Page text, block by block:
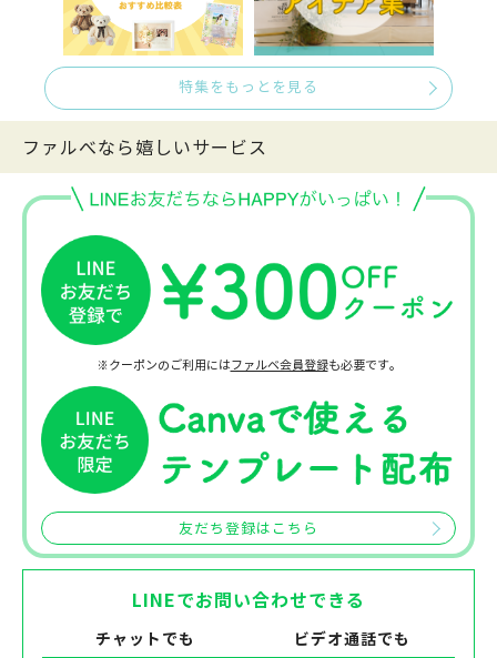
特集をもっとを見る
ファルべなら嬉しいサービス
※クーポンのご利用にはファルベ会員登録も必要です。
友だち登録はこちら
LINEでお問い合わせできる
チャットでも ビデオ通話でも